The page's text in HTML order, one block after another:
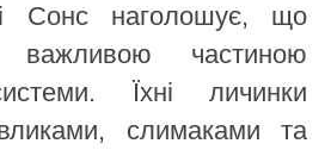
Сонс наголошує, що
важливою частиною
Їхні личинки
слимаками та